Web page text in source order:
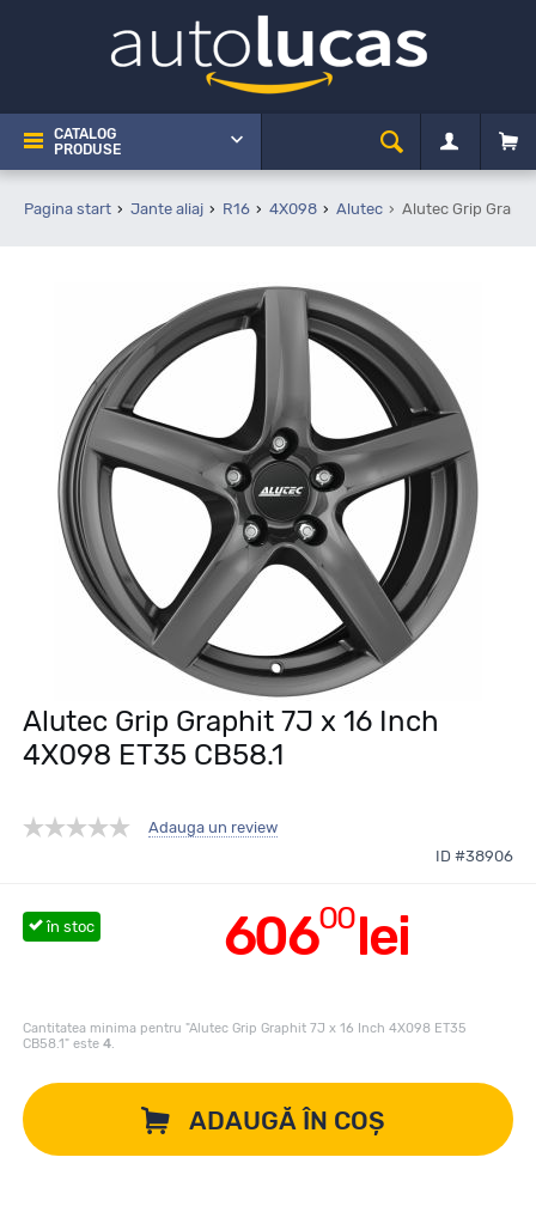
CATALOG
PRODUSE
Pagina start Jante aliaj R16 4X098 Alutec Alutec Grip
Alutec Grip Graphit 7J x 16 Inch
4X098 ET35 CB58.1
Adauga un review
ID #38906
60600lei
în stoc
Cantitatea minima pentru "Alutec Grip Graphit 7J x 16 Inch 4X098 ET35
CB58.1" este 4.
ADAUGĂ ÎN COȘ